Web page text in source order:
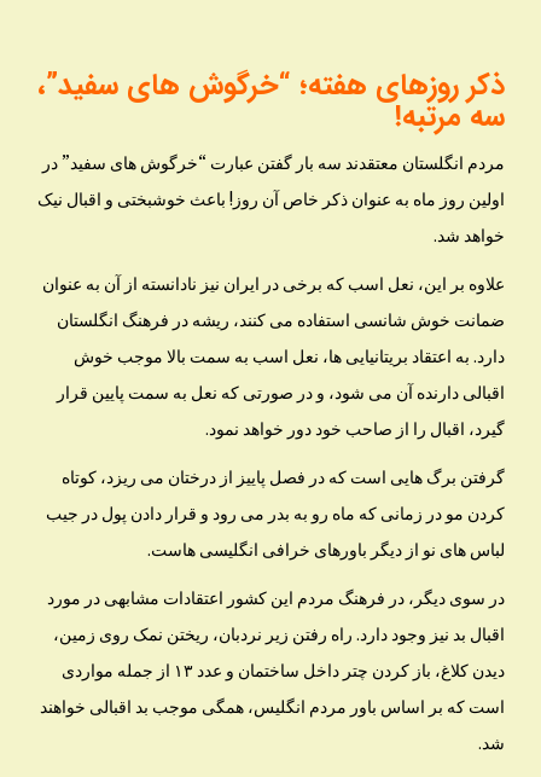
ذکر روزهای هفته؛ “خرگوش های سفید”،
سه مرتبه!
مردم انگلستان معتقدند سه بار گفتن عبارت “خرگوش های سفید” در
اولین روز ماه به عنوان ذکر خاص آن روز! باعث خوشبختی و اقبال نیک
خواهد شد.
علاوه بر این، نعل اسب که برخی در ایران نیز نادانسته از آن به عنوان
ضمانت خوش شانسی استفاده می کنند، ریشه در فرهنگ انگلستان
دارد. به اعتقاد بریتانیایی ها، نعل اسب به سمت بالا موجب خوش
اقبالی دارنده آن می شود، و در صورتی که نعل به سمت پایین قرار
گیرد، اقبال را از صاحب خود دور خواهد نمود.
گرفتن برگ هایی است که در فصل پاییز از درختان می ریزد، کوتاه
کردن مو در زمانی که ماه رو به بدر می رود و قرار دادن پول در جیب
لباس های نو از دیگر باورهای خرافی انگلیسی هاست.
در سوی دیگر، در فرهنگ مردم این کشور اعتقادات مشابهی در مورد
اقبال بد نیز وجود دارد. راه رفتن زیر نردبان، ریختن نمک روی زمین،
دیدن کلاغ، باز کردن چتر داخل ساختمان و عدد ۱۳ از جمله مواردی
است که بر اساس باور مردم انگلیس، همگی موجب بد اقبالی خواهند
شد.